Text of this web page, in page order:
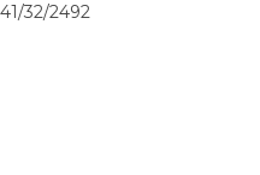
41/32/2492